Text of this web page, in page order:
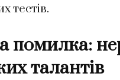
тестів.
талантів